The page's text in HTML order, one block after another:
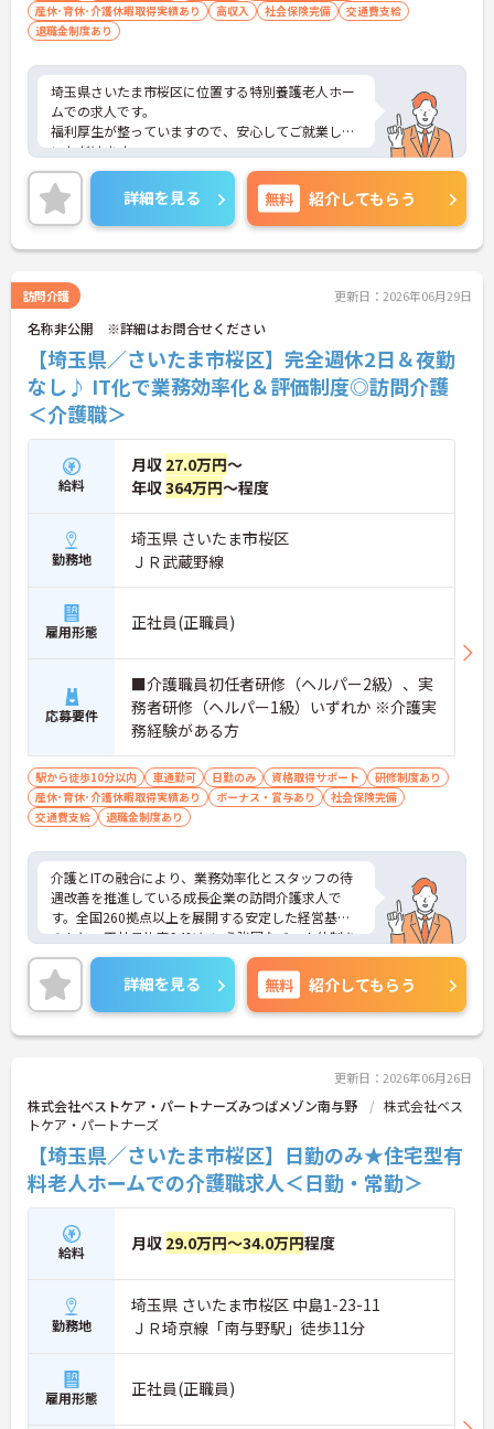
産休･育休･介護休暇取得実績あり
高収入 社会保険完備
交通費支給
退職金制度あり
埼玉県さいたま市桜区に位置する特別養護老人ホー
ムでの求人です。
福利厚生が整っていますので、安心してご就業して
いただけます。
ご興味のある方はお気軽にお問い合わせください。
詳細を見る 無料 紹介してもらう
訪問介護 更新日：2026年06月29日
名称非公開 ※詳細はお問合せください
【埼玉県／さいたま市桜区】完全週休2日＆夜勤
なし♪ IT化で業務効率化＆評価制度◎訪問介護
＜介護職＞
給料
月収 27.0万円～
年収364万円～程度
勤務地
埼玉県 さいたま市桜区
ＪＲ武蔵野線
雇用形態 正社員(正職員)
応募要件
■介護職員初任者研修（ヘルパー2級）、実
務者研修（ヘルパー1級）いずれか ※介護実
務経験がある方
駅から徒歩10分以内 車通勤可 日勤のみ 資格取得サポート
研修制度あり
産休･育休･介護休暇取得実績あり
ボーナス・賞与あり
社会保険完備
交通費支給
退職金制度あり
介護とITの融合により、業務効率化とスタッフの待
遇改善を推進している成長企業の訪問介護求人で
す。全国260拠点以上を展開する安定した経営基盤
のもと、正社員比率94%という強固なチーム体制を
構築しています。資格手当や年2回の評価面談など、
専門資格と成果が収入に直結する仕組みが整ってい
ます。夜勤なしの完全週休2日制（曜日固定）を採用
し、日々の記録業務はスマートフォンで完結するた
め、施設勤務特有の不規則なシフトや煩雑な事務作
談で不安を解消できるフォロー体制もあり、介護福
祉士の資格取得やサ責や管理者への着実なキャリア
アップを目指す有資格者の方に推奨できる環境で
す。
★おすすめPOINT★
【夜勤なし・曜日固定の休日で、身体への負担を抑
えた働き方が実現できます】
・8:00～19:00の間での実働8時間勤務で夜勤が存在
しないため、生活リズムを整えながら健康的に働き
・完全週休2日制（曜日固定）を採用していること
により、先々の予定が立てやすくプライベートの時
間をしっかりと確保できる環境です
【専門資格を活かした収入アップと明確なキャリア
形成が期待できます】
詳細を見る 無料 紹介してもらう
更新日：2026年06月26日
株式会社ベストケア・パートナーズみつばメゾン南与野
株式会社ベス
トケア・パートナーズ
【埼玉県／さいたま市桜区】日勤のみ★住宅型有
料老人ホームでの介護職求人＜日勤・常勤＞
給料 月収 29.0万円～34.0万円程度
勤務地
埼玉県 さいたま市桜区 中島1-23-11
ＪＲ埼京線「南与野駅」徒歩11分
雇用形態 正社員(正職員)